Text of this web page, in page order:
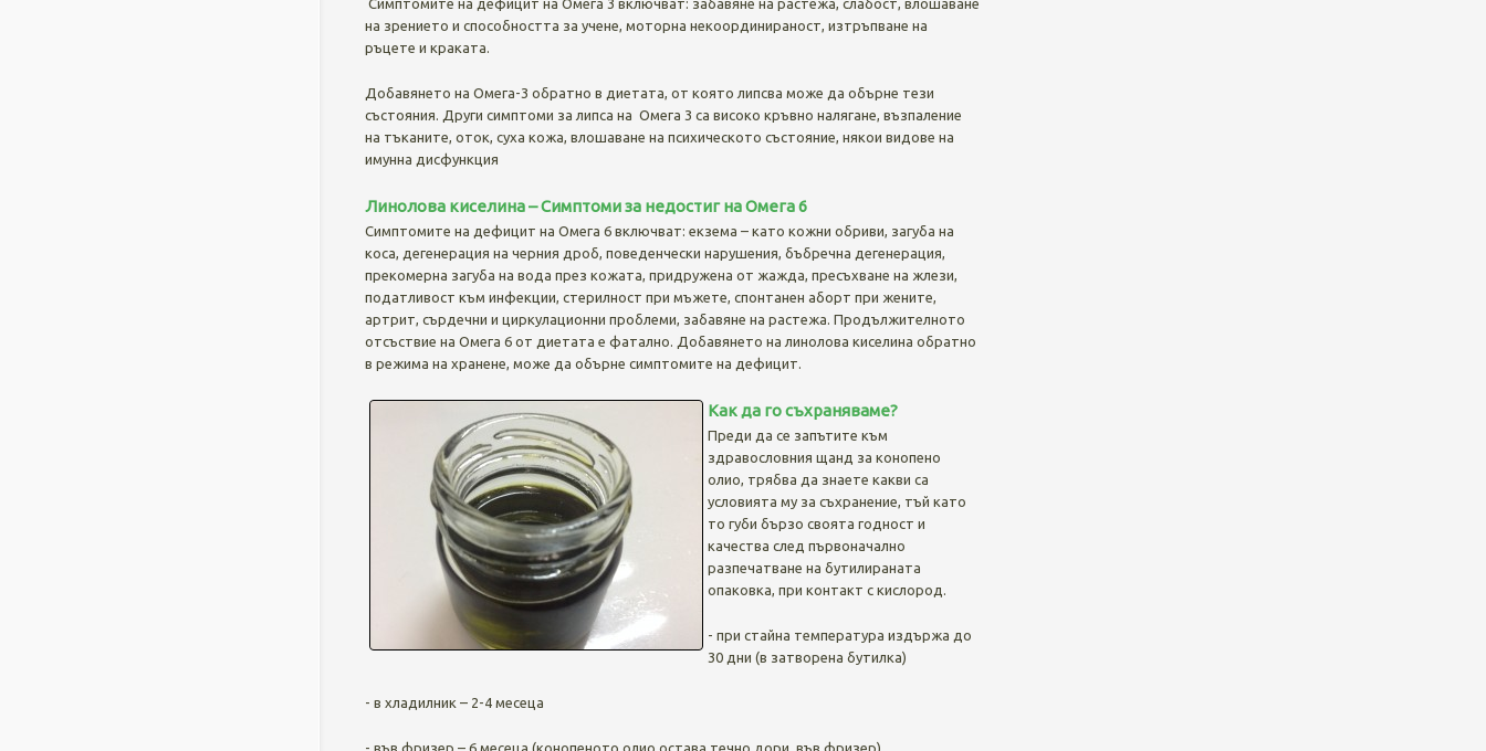
на зрението и способността за учене, моторна некоординираност, изтръпване на
ръцете и краката.
Добавянето на Омега-3 обратно в диетата, от която липсва може да обърне тези
състояния. Други симптоми за липса на Омега 3 са високо кръвно налягане, възпаление
на тъканите, оток, суха кожа, влошаване на психическото състояние, някои видове на
имунна дисфункция
Линолова киселина – Симптоми за недостиг на Омега 6
Симптомите на дефицит на Омега 6 включват: екзема – като кожни обриви, загуба на
коса, дегенерация на черния дроб, поведенчески нарушения, бъбречна дегенерация,
прекомерна загуба на вода през кожата, придружена от жажда, пресъхване на жлези,
податливост към инфекции, стерилност при мъжете, спонтанен аборт при жените,
артрит, сърдечни и циркулационни проблеми, забавяне на растежа. Продължителното
отсъствие на Омега 6 от диетата е фатално. Добавянето на линолова киселина обратно
в режима на хранене, може да обърне симптомите на дефицит.
Как да го съхраняваме?
Преди да се запътите към
здравословния щанд за конопено
олио, трябва да знаете какви са
условията му за съхранение, тъй като
то губи бързо своята годност и
качества след първоначално
разпечатване на бутилираната
опаковка, при контакт с кислород.
- при стайна температура издържа до
30 дни (в затворена бутилка)
- в хладилник – 2-4 месеца
- във фризер – 6 месеца (конопеното олио остава течно дори във фризер)